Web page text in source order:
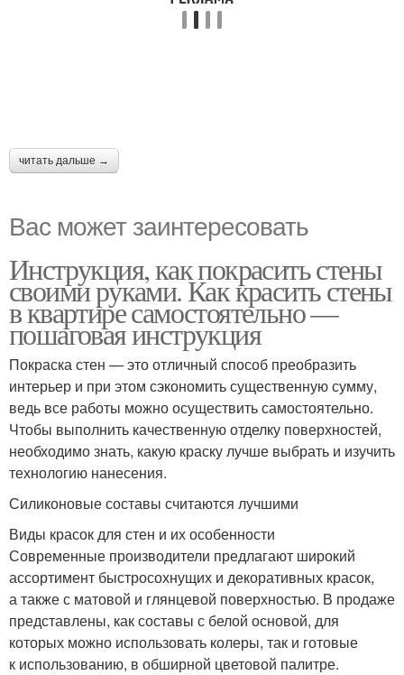
читать дальше →
Вас может заинтересовать
Инструкция, как покрасить стены
своими руками. Как красить стены
в квартире самостоятельно —
пошаговая инструкция
Покраска стен — это отличный способ преобразить
интерьер и при этом сэкономить существенную сумму,
ведь все работы можно осуществить самостоятельно.
Чтобы выполнить качественную отделку поверхностей,
необходимо знать, какую краску лучше выбрать и изучить
технологию нанесения.
Силиконовые составы считаются лучшими
Виды красок для стен и их особенности
Современные производители предлагают широкий
ассортимент быстросохнущих и декоративных красок,
а также с матовой и глянцевой поверхностью. В продаже
представлены, как составы с белой основой, для
которых можно использовать колеры, так и готовые
к использованию, в обширной цветовой палитре.